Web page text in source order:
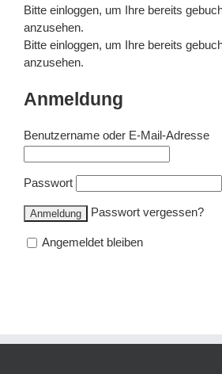
Bitte einloggen, um Ihre bereits
anzusehen.
Bitte einloggen, um Ihre bereits
anzusehen.
Anmeldung
Benutzername oder E-Mail-Adresse
Passwort
Passwort vergessen?
Angemeldet bleiben